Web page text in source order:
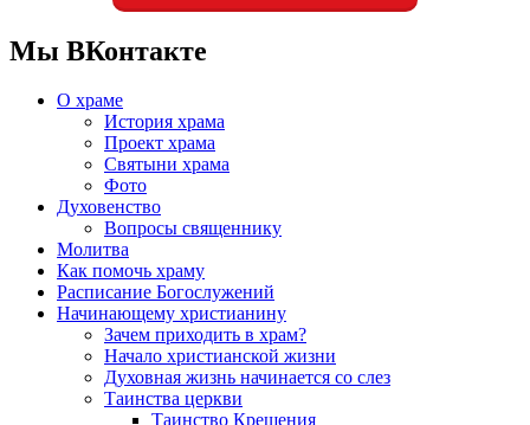
Мы ВКонтакте
О храме
История храма
Проект храма
Святыни храма
Фото
Духовенство
Вопросы священнику
Молитва
Как помочь храму
Расписание Богослужений
Начинающему христианину
Зачем приходить в храм?
Начало христианской жизни
Духовная жизнь начинается со слез
Таинства церкви
Таинство Крещения